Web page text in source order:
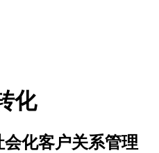
化
会化客户关系管理